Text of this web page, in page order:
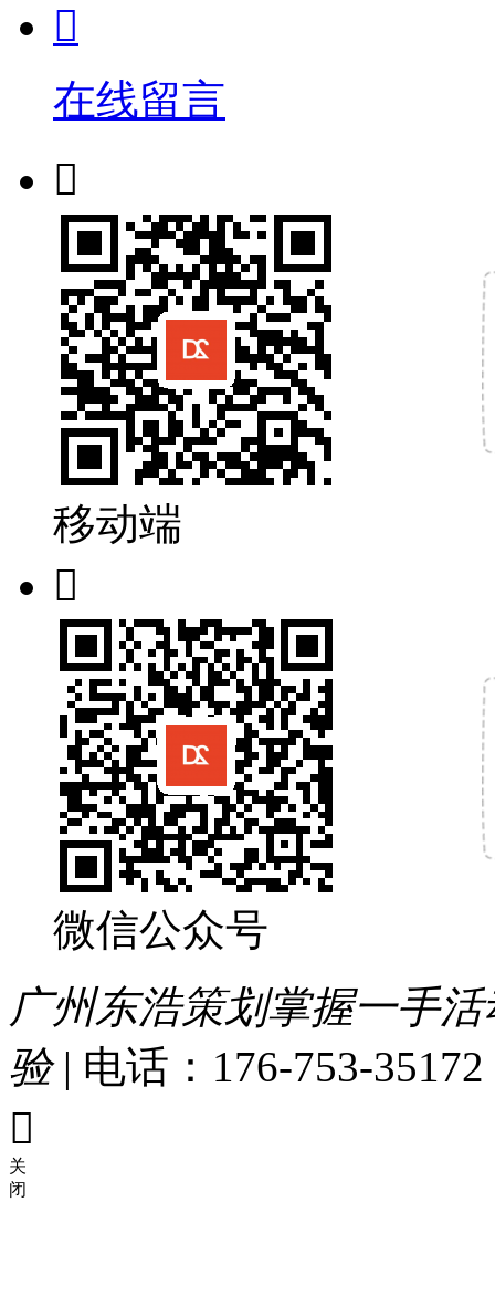

在线留言

移动端

微信公众号
广州东浩策划掌握一手
验 | 电话：176-753-35172

关
闭